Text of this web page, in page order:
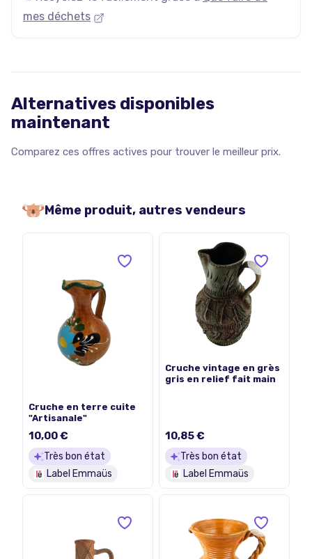
mes déchets
Alternatives disponibles
maintenant
Comparez ces offres actives pour trouver le meilleur prix.
Même produit, autres vendeurs
Cruche en terre cuite
"Artisanale"
10,00 €
Très bon état
Label Emmaüs
Cruche vintage en grès
gris en relief fait main
10,85 €
Très bon état
Label Emmaüs